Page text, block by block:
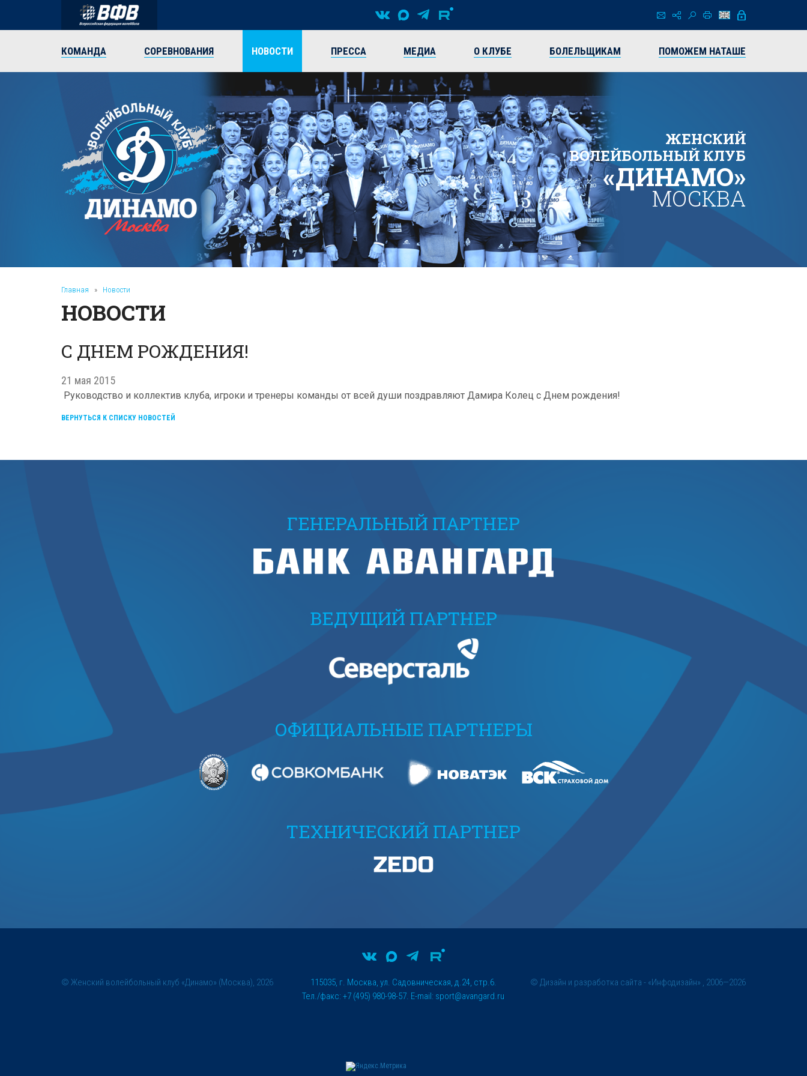
КОМАНДА СОРЕВНОВАНИЯ НОВОСТИ ПРЕССА МЕДИА О КЛУБЕ БОЛЕЛЬЩИКАМ ПОМОЖЕМ НАТАШЕ
ЖЕНСКИЙ
ВОЛЕЙБОЛЬНЫЙ КЛУБ
«ДИНАМО»
МОСКВА
Главная » Новости
НОВОСТИ
С ДНЕМ РОЖДЕНИЯ!
21 мая 2015
Руководство и коллектив клуба, игроки и тренеры команды от всей души поздравляют Дамира Колец с Днем рождения!
ВЕРНУТЬСЯ К СПИСКУ НОВОСТЕЙ
ГЕНЕРАЛЬНЫЙ ПАРТНЕР
ВЕДУЩИЙ ПАРТНЕР
ОФИЦИАЛЬНЫЕ ПАРТНЕРЫ
ТЕХНИЧЕСКИЙ ПАРТНЕР
© Женский волейбольный клуб «Динамо» (Москва), 2026
115035, г. Москва, ул. Садовническая, д.24, стр.6.
Тел./факс: +7 (495) 980-98-57. E-mail: sport@avangard.ru
© Дизайн и разработка сайта - «Инфодизайн» , 2006—2026